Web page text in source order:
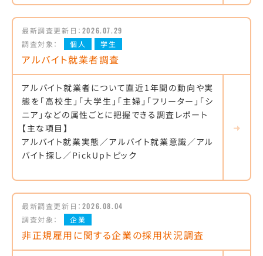
最新調査更新日： 2026.07.29
調査対象：
個人 学生
アルバイト就業者調査
アルバイト就業者について直近1年間の動向や実
態を「高校生」「大学生」「主婦」「フリーター」「シ
ニア」などの属性ごとに把握できる調査レポート
【主な項目】
アルバイト就業実態／アルバイト就業意識／アル
バイト探し／PickUpトピック
最新調査更新日： 2026.08.04
調査対象：
企業
非正規雇用に関する企業の採用状況調査